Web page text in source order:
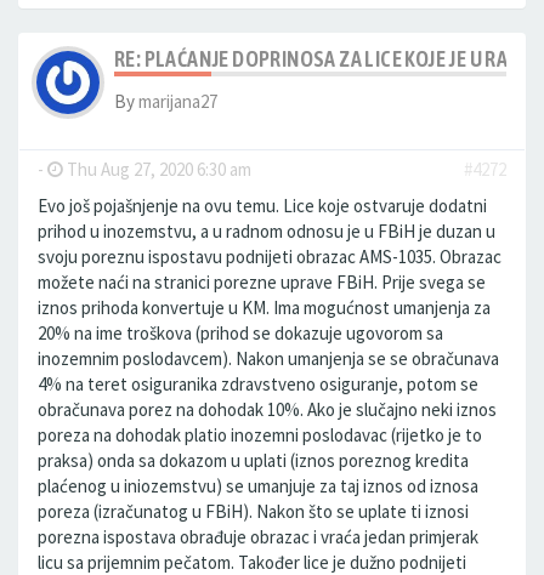
RE: PLAĆANJE DOPRINOSA ZA LICE KOJE JE U
Bymarijana27
- Thu Aug 27, 2020 6:30 am
#4272
Evo još pojašnjenje na ovu temu. Lice koje ostvaruje dodatni
prihod u inozemstvu, a u radnom odnosu je u FBiH je duzan u
svoju poreznu ispostavu podnijeti obrazac AMS-1035. Obrazac
možete naći na stranici porezne uprave FBiH. Prije svega se
iznos prihoda konvertuje u KM. Ima mogućnost umanjenja za
20% na ime troškova (prihod se dokazuje ugovorom sa
inozemnim poslodavcem). Nakon umanjenja se se obračunava
4% na teret osiguranika zdravstveno osiguranje, potom se
obračunava porez na dohodak 10%. Ako je slučajno neki iznos
poreza na dohodak platio inozemni poslodavac (rijetko je to
praksa) onda sa dokazom u uplati (iznos poreznog kredita
plaćenog u iniozemstvu) se umanjuje za taj iznos od iznosa
poreza (izračunatog u FBiH). Nakon što se uplate ti iznosi
porezna ispostava obrađuje obrazac i vraća jedan primjerak
licu sa prijemnim pečatom. Također lice je dužno podnijeti